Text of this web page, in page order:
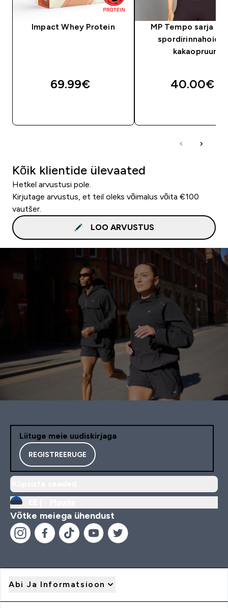
Impact Whey Protein
69.99€‎
MP Tempo sarja
spordirinnahoidja
kakaopruun
40.00€‎
Kõik klientide ülevaated
Hetkel arvustusi pole.
Kirjutage arvustus, et teil oleks võimalus võita €100
vautšer.
LOO ARVUSTUS
Liituge meie uudiskirjaga
REGISTREERUGE
Võtke meiega ühendust
Abi Ja Informatsioon